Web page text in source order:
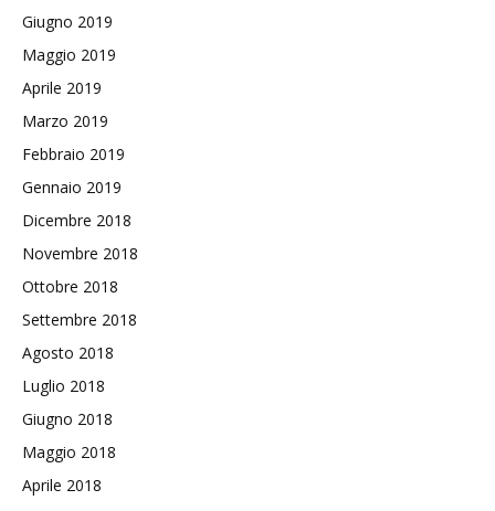
Giugno 2019
Maggio 2019
Aprile 2019
Marzo 2019
Febbraio 2019
Gennaio 2019
Dicembre 2018
Novembre 2018
Ottobre 2018
Settembre 2018
Agosto 2018
Luglio 2018
Giugno 2018
Maggio 2018
Aprile 2018